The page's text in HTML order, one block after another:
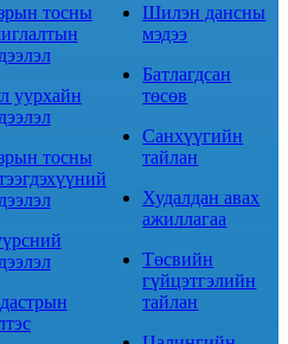
тосны
уурхайн
тосны
Шилэн дансны
мэдээ
Батлагдсан
төсөв
Санхүүгийн
тайлан
Худалдан авах
ажиллагаа
Төсвийн
гүйцэтгэлийн
тайлан